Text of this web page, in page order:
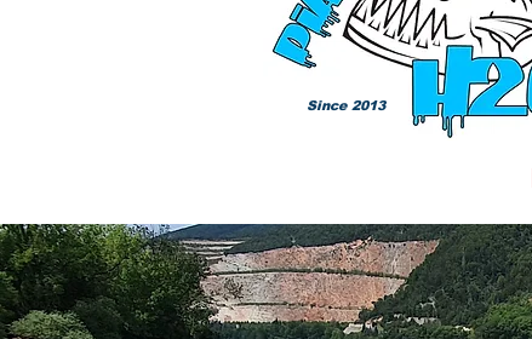
Since 2013